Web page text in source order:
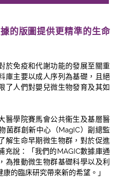
的版圖提供更精準的生命
於免疫和代謝功能的發展至關重
庫主要以成人序列為基礎，且絕
了人們對嬰兒微生物發育及其如
醫學院賽馬會公共衞生及基層醫
菌群創新中心（MagIC）副總監
解生命早期微生物群，對於促進
充說：「我們的MAGIC數據庫通
為推動微生物群基礎科學以及利
的臨床研究帶來新的希望。」